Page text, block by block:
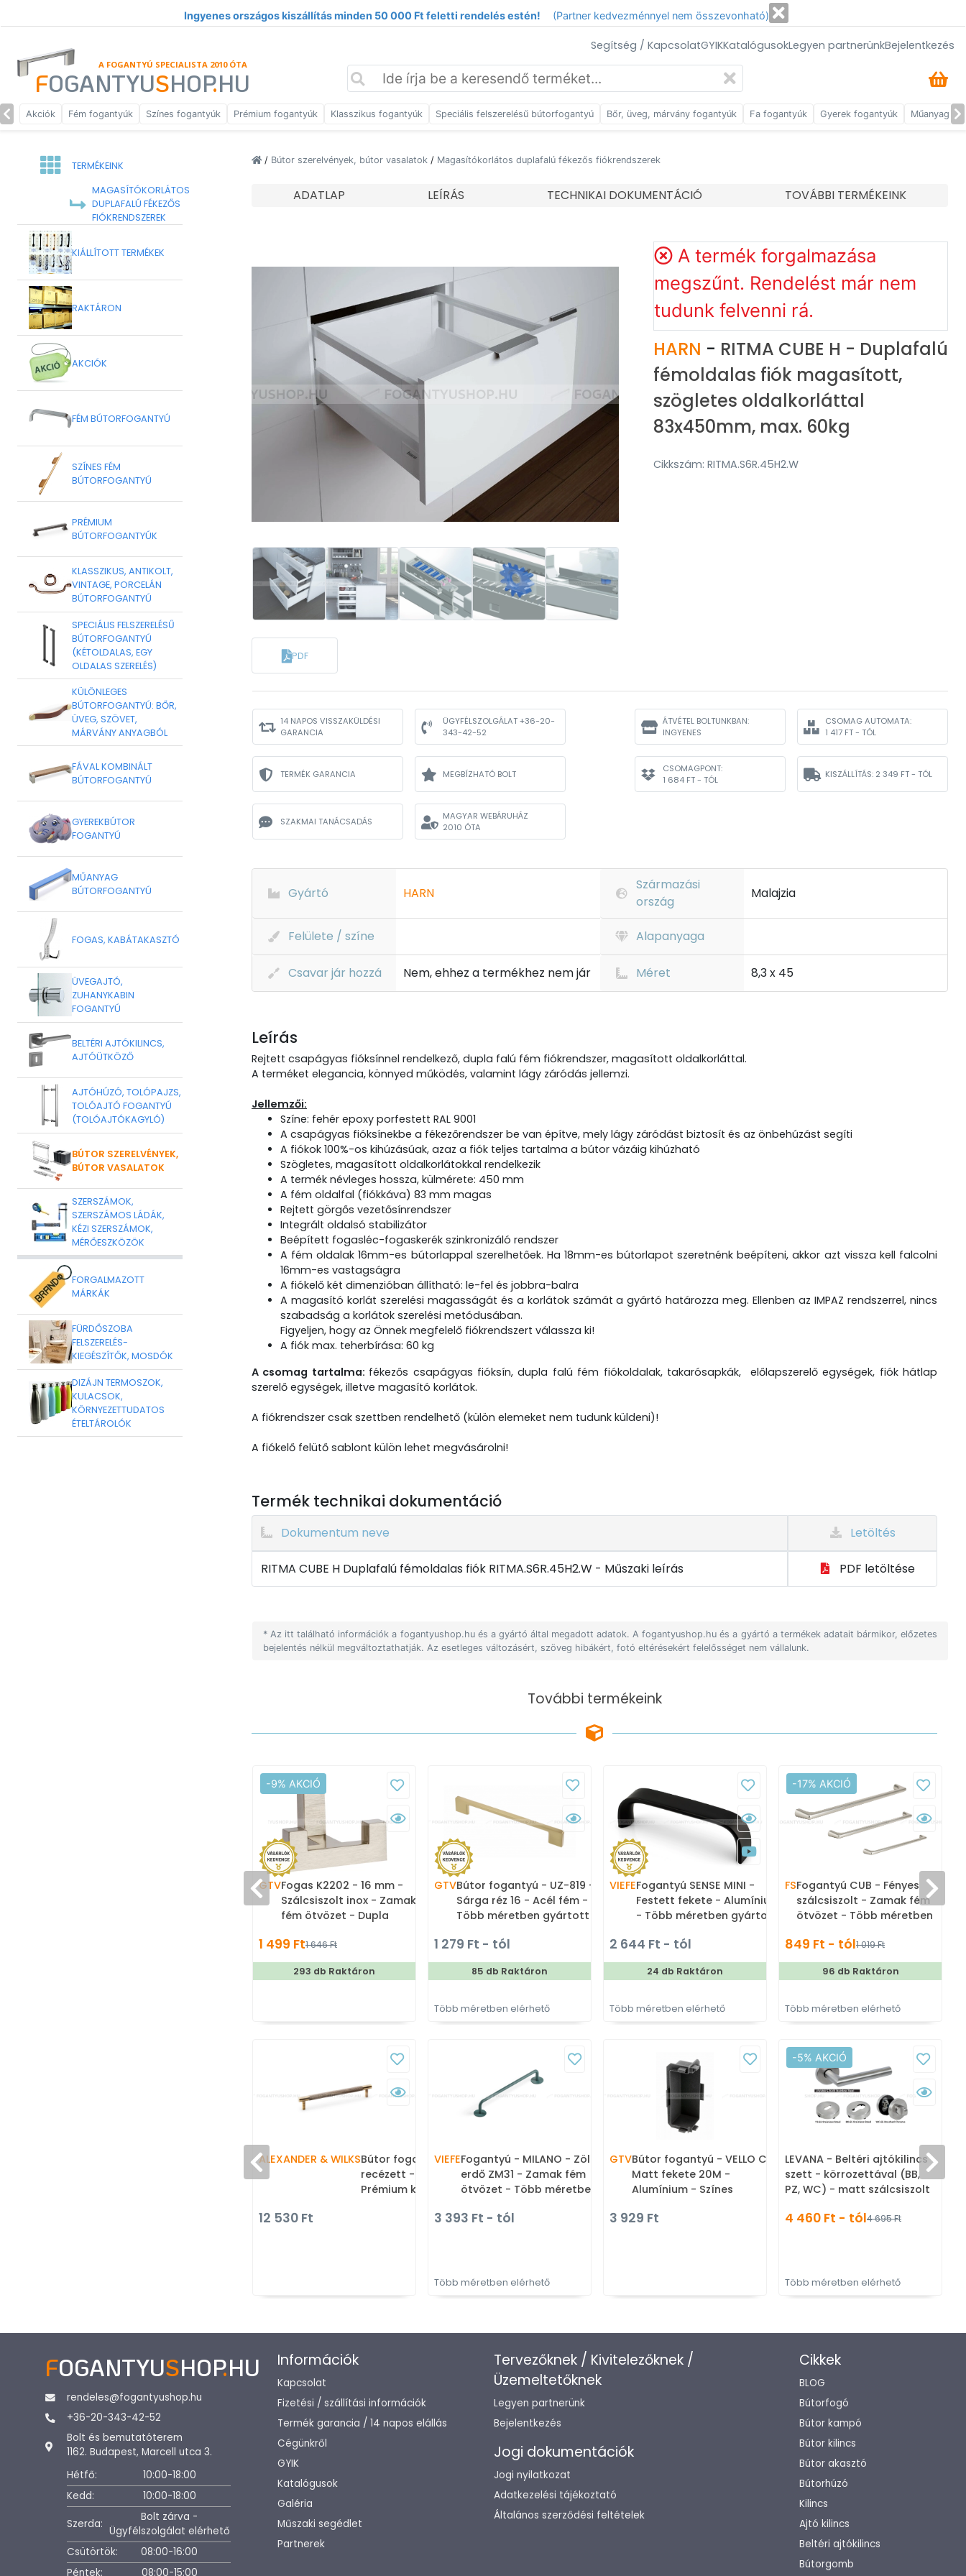
Ingyenes országos kiszállítás minden 50 000 Ft feletti rendelés estén! (Partner kedvezménnyel nem összevonható)
Segítség / KapcsolatGYIKKatalógusokLegyen partnerünkBejelentkezés
A FOGANTYÚ SPECIALISTA 2010 ÓTA
FOGANTYUSHOP.HU
Akciók Fém fogantyúk Színes fogantyúk Prémium fogantyúk Klasszikus fogantyúk Speciális felszerelésű bútorfogantyú Bőr, üveg, márvány fogantyúk Fa fogantyúk Gyerek fogantyúk Műanyag
TERMÉKEINK
MAGASÍTÓKORLÁTOS
DUPLAFALÚ FÉKEZŐS
FIÓKRENDSZEREK
KIÁLLÍTOTT TERMÉKEK
RAKTÁRON
AKCIÓK
FÉM BÚTORFOGANTYÚ
SZÍNES FÉM
BÚTORFOGANTYÚ
PRÉMIUM
BÚTORFOGANTYÚK
KLASSZIKUS, ANTIKOLT,
VINTAGE, PORCELÁN
BÚTORFOGANTYÚ
SPECIÁLIS FELSZERELÉSŰ
BÚTORFOGANTYÚ
(KÉTOLDALAS, EGY
OLDALAS SZERELÉS)
KÜLÖNLEGES
BÚTORFOGANTYÚ: BŐR,
ÜVEG, SZÖVET,
MÁRVÁNY ANYAGBÓL
FÁVAL KOMBINÁLT
BÚTORFOGANTYÚ
GYEREKBÚTOR
FOGANTYÚ
MŰANYAG
BÚTORFOGANTYÚ
FOGAS, KABÁTAKASZTÓ
ÜVEGAJTÓ,
ZUHANYKABIN
FOGANTYÚ
BELTÉRI AJTÓKILINCS,
AJTÓÜTKÖZŐ
AJTÓHÚZÓ, TOLÓPAJZS,
TOLÓAJTÓ FOGANTYÚ
(TOLÓAJTÓKAGYLÓ)
BÚTOR SZERELVÉNYEK,
BÚTOR VASALATOK
SZERSZÁMOK,
SZERSZÁMOS LÁDÁK,
KÉZI SZERSZÁMOK,
MÉRŐESZKÖZÖK
FORGALMAZOTT
MÁRKÁK
FÜRDŐSZOBA
FELSZERELÉS-
KIEGÉSZÍTŐK, MOSDÓK
DIZÁJN TERMOSZOK,
KULACSOK,
KÖRNYEZETTUDATOS
ÉTELTÁROLÓK
/ Bútor szerelvények, bútor vasalatok / Magasítókorlátos duplafalú fékezős fiókrendszerek
ADATLAP LEÍRÁS TECHNIKAI DOKUMENTÁCIÓ TOVÁBBI TERMÉKEINK
PDF
A termék forgalmazása
megszűnt. Rendelést már nem
tudunk felvenni rá.
HARN - RITMA CUBE H - Duplafalú
fémoldalas fiók magasított,
szögletes oldalkorláttal
83x450mm, max. 60kg
Cikkszám: RITMA.S6R.45H2.W
14 NAPOS VISSZAKÜLDÉSI
GARANCIA
ÜGYFÉLSZOLGÁLAT +36-20-
343-42-52
TERMÉK GARANCIA MEGBÍZHATÓ BOLT
SZAKMAI TANÁCSADÁS
MAGYAR WEBÁRUHÁZ
2010 ÓTA
ÁTVÉTEL BOLTUNKBAN:
INGYENES
CSOMAG AUTOMATA:
1 417 FT - TÓL
CSOMAGPONT:
1 684 FT - TÓL
KISZÁLLÍTÁS: 2 349 FT - TÓL
Gyártó HARN
Származási
ország
Malajzia
Felülete / színe Alapanyaga
Csavar jár hozzá Nem, ehhez a termékhez nem jár Méret 8,3 x 45
Leírás
Rejtett csapágyas fióksínnel rendelkező, dupla falú fém fiókrendszer, magasított oldalkorláttal.
A terméket elegancia, könnyed működés, valamint lágy záródás jellemzi.
Jellemzői:
Színe: fehér epoxy porfestett RAL 9001
A csapágyas fióksínekbe a fékezőrendszer be van építve, mely lágy záródást biztosít és az önbehúzást segíti
A fiókok 100%-os kihúzásúak, azaz a fiók teljes tartalma a bútor vázáig kihúzható
Szögletes, magasított oldalkorlátokkal rendelkezik
A termék névleges hossza, külmérete: 450 mm
A fém oldalfal (fiókkáva) 83 mm magas
Rejtett görgős vezetősínrendszer
Integrált oldalsó stabilizátor
Beépített fogasléc-fogaskerék szinkronizáló rendszer
A fém oldalak 16mm-es bútorlappal szerelhetőek. Ha 18mm-es bútorlapot szeretnénk beépíteni, akkor azt vissza kell falcolni
16mm-es vastagságra
A fiókelő két dimenzióban állítható: le-fel és jobbra-balra
A magasító korlát szerelési magasságát és a korlátok számát a gyártó határozza meg. Ellenben az IMPAZ rendszerrel, nincs
szabadság a korlátok szerelési metódusában.
Figyeljen, hogy az Önnek megfelelő fiókrendszert válassza ki!
A fiók max. teherbírása: 60 kg
A csomag tartalma: fékezős csapágyas fióksín, dupla falú fém fiókoldalak, takarósapkák, előlapszerelő egységek, fiók hátlap
szerelő egységek, illetve magasító korlátok.
A fiókrendszer csak szettben rendelhető (külön elemeket nem tudunk küldeni)!
A fiókelő felütő sablont külön lehet megvásárolni!
Termék technikai dokumentáció
Dokumentum neve Letöltés
RITMA CUBE H Duplafalú fémoldalas fiók RITMA.S6R.45H2.W - Műszaki leírás PDF letöltése
* Az itt található információk a fogantyushop.hu és a gyártó által megadott adatok. A fogantyushop.hu és a gyártó a termékek adatait bármikor, előzetes
bejelentés nélkül megváltoztathatják. Az esetleges változásért, szöveg hibákért, fotó eltérésekért felelősséget nem vállalunk.
További termékeink
-9% AKCIÓ
GTVFogas K2202 - 16 mm -
Szálcsiszolt inox - Zamak
fém ötvözet - Dupla
1 499 Ft1 646 Ft
293 db Raktáron
GTVBútor fogantyú - UZ-819 -
Sárga réz 16 - Acél fém -
Több méretben gyártott
1 279 Ft - tól
85 db Raktáron
Több méretben elérhető
VIEFEFogantyú SENSE MINI -
Festett fekete - Alumínium
- Több méretben gyártott
2 644 Ft - tól
24 db Raktáron
Több méretben elérhető
-17% AKCIÓ
FSFogantyú CUB - Fényes
szálcsiszolt - Zamak fém
ötvözet - Több méretben
bútorfogantyú
849 Ft - tól1 019 Ft
96 db Raktáron
Több méretben elérhető
ALEXANDER & WILKSBútor fogantyú - Brunel 160
recézett - antik réz - Réz -
Prémium két furatos
12 530 Ft
VIEFEFogantyú - MILANO - Zöld
erdő ZM31 - Zamak fém
ötvözet - Több méretben
bútorfogantyú
3 393 Ft - tól
Több méretben elérhető
GTVBútor fogantyú - VELLO C -
Matt fekete 20M -
Alumínium - Színes
GOLA profil (arany, fekete,
3 929 Ft
-5% AKCIÓ
LEVANA - Beltéri ajtókilincs
szett - körrozettával (BB,
PZ, WC) - matt szálcsiszolt
4 460 Ft - tól4 695 Ft
Több méretben elérhető
FOGANTYUSHOP.HU
rendeles@fogantyushop.hu
+36-20-343-42-52
Bolt és bemutatóterem
1162. Budapest, Marcell utca 3.
Hétfő:
10:00-18:00
Kedd:
10:00-18:00
Szerda:
Bolt zárva -
Ügyfélszolgálat elérhető
Csütörtök:
08:00-16:00
Péntek:
08:00-15:00
Információk
Kapcsolat
Fizetési / szállítási információk
Termék garancia / 14 napos elállás
Cégünkről
GYIK
Katalógusok
Galéria
Műszaki segédlet
Partnerek
Tervezőknek / Kivitelezőknek /
Üzemeltetőknek
Legyen partnerünk
Bejelentkezés
Jogi dokumentációk
Jogi nyilatkozat
Adatkezelési tájékoztató
Általános szerződési feltételek
Cikkek
BLOG
Bútorfogó
Bútor kampó
Bútor kilincs
Bútor akasztó
Bútorhúzó
Kilincs
Ajtó kilincs
Beltéri ajtókilincs
Bútorgomb